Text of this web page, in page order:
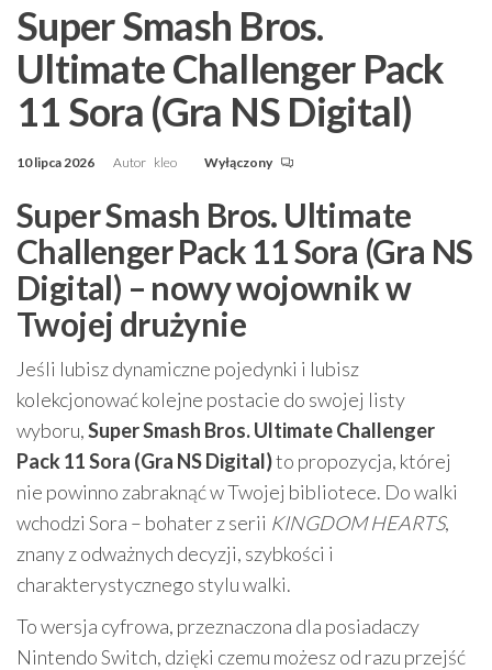
Super Smash Bros.
Ultimate Challenger Pack
11 Sora (Gra NS Digital)
10 lipca 2026 Autor kleo Wyłączony
Super Smash Bros. Ultimate
Challenger Pack 11 Sora (Gra NS
Digital) – nowy wojownik w
Twojej drużynie
Jeśli lubisz dynamiczne pojedynki i lubisz
kolekcjonować kolejne postacie do swojej listy
wyboru,Super Smash Bros. Ultimate Challenger
Pack 11 Sora (Gra NS Digital)to propozycja, której
nie powinno zabraknąć w Twojej bibliotece. Do walki
wchodzi Sora – bohater z serii KINGDOM HEARTS,
znany z odważnych decyzji, szybkości i
charakterystycznego stylu walki.
To wersja cyfrowa, przeznaczona dla posiadaczy
Nintendo Switch, dzięki czemu możesz od razu przejść